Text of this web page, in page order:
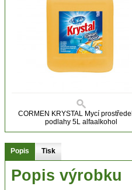
CORMEN KRYSTAL Mycí
podlahy 5L alfaalkohol
Popis Tisk
Popis výrobku